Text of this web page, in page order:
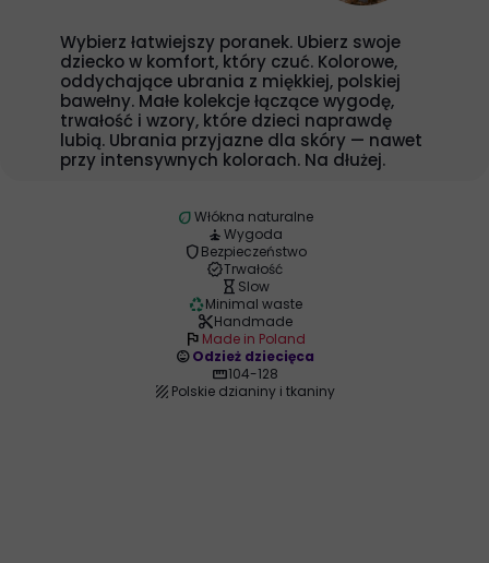
Wybierz łatwiejszy poranek. Ubierz swoje
dziecko w komfort, który czuć. Kolorowe,
oddychające ubrania z miękkiej, polskiej
bawełny. Małe kolekcje łączące wygodę,
trwałość i wzory, które dzieci naprawdę
lubią. Ubrania przyjazne dla skóry — nawet
przy intensywnych kolorach. Na dłużej.
ecoWłókna naturalne
self_improvementWygoda
shieldBezpieczeństwo
verifiedTrwałość
hourglass_empty Slow
recyclingMinimal waste
content_cutHandmade
flag Made in Poland
child_careOdzież dziecięca
straighten104-128
texture Polskie dzianiny i tkaniny